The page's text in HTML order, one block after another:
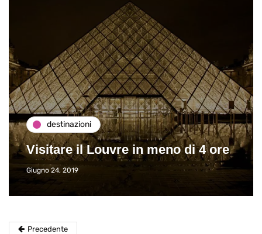
destinazioni
Visitare il Louvre in meno di 4 ore
Giugno 24, 2019
Precedente